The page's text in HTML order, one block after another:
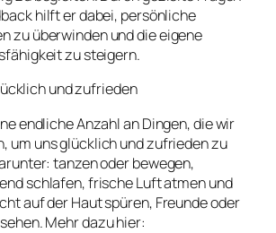
hilft er dabei, persönliche
zu überwinden und die eigene
zu steigern.
und zufrieden
endliche Anzahl an Dingen, die wir
um uns glücklich und zufrieden zu
tanzen oder bewegen,
schlafen, frische Luft atmen und
auf der Haut spüren, Freunde oder
Mehr dazu hier: